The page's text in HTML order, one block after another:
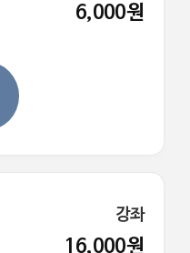
6,000원
강좌
16,000원